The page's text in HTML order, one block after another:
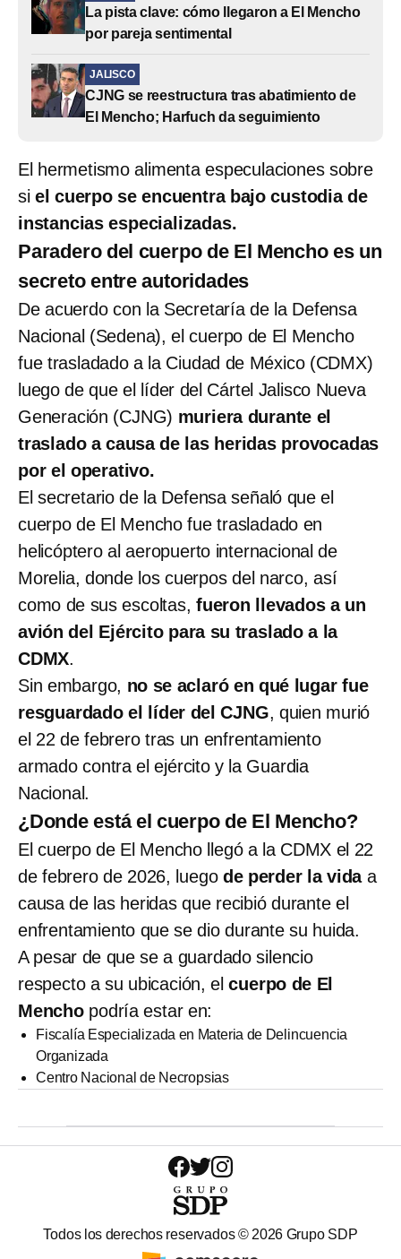
La pista clave: cómo llegaron a El Mencho
por pareja sentimental
JALISCO
CJNG se reestructura tras abatimiento de
El Mencho; Harfuch da seguimiento
El hermetismo alimenta especulaciones sobre
si el cuerpo se encuentra bajo custodia de
instancias especializadas.
Paradero del cuerpo de El Mencho es un
secreto entre autoridades
De acuerdo con la Secretaría de la Defensa
Nacional (Sedena), el cuerpo de El Mencho
fue trasladado a la Ciudad de México (CDMX)
luego de que el líder del Cártel Jalisco Nueva
Generación (CJNG) muriera durante el
traslado a causa de las heridas provocadas
por el operativo.
El secretario de la Defensa señaló que el
cuerpo de El Mencho fue trasladado en
helicóptero al aeropuerto internacional de
Morelia, donde los cuerpos del narco, así
como de sus escoltas,fueron llevados a un
avión del Ejército para su traslado a la
CDMX.
Sin embargo, no se aclaró en qué lugar fue
resguardado el líder del CJNG, quien murió
el 22 de febrero tras un enfrentamiento
armado contra el ejército y la Guardia
Nacional.
¿Donde está el cuerpo de El Mencho?
El cuerpo de El Mencho llegó a la CDMX el 22
de febrero de 2026, luego de perder la vida a
causa de las heridas que recibió durante el
enfrentamiento que se dio durante su huida.
A pesar de que se a guardado silencio
respecto a su ubicación, elcuerpo de El
Menchopodría estar en:
Fiscalía Especializada en Materia de Delincuencia
Organizada
Centro Nacional de Necropsias
Todos los derechos reservados © 2026 Grupo SDP